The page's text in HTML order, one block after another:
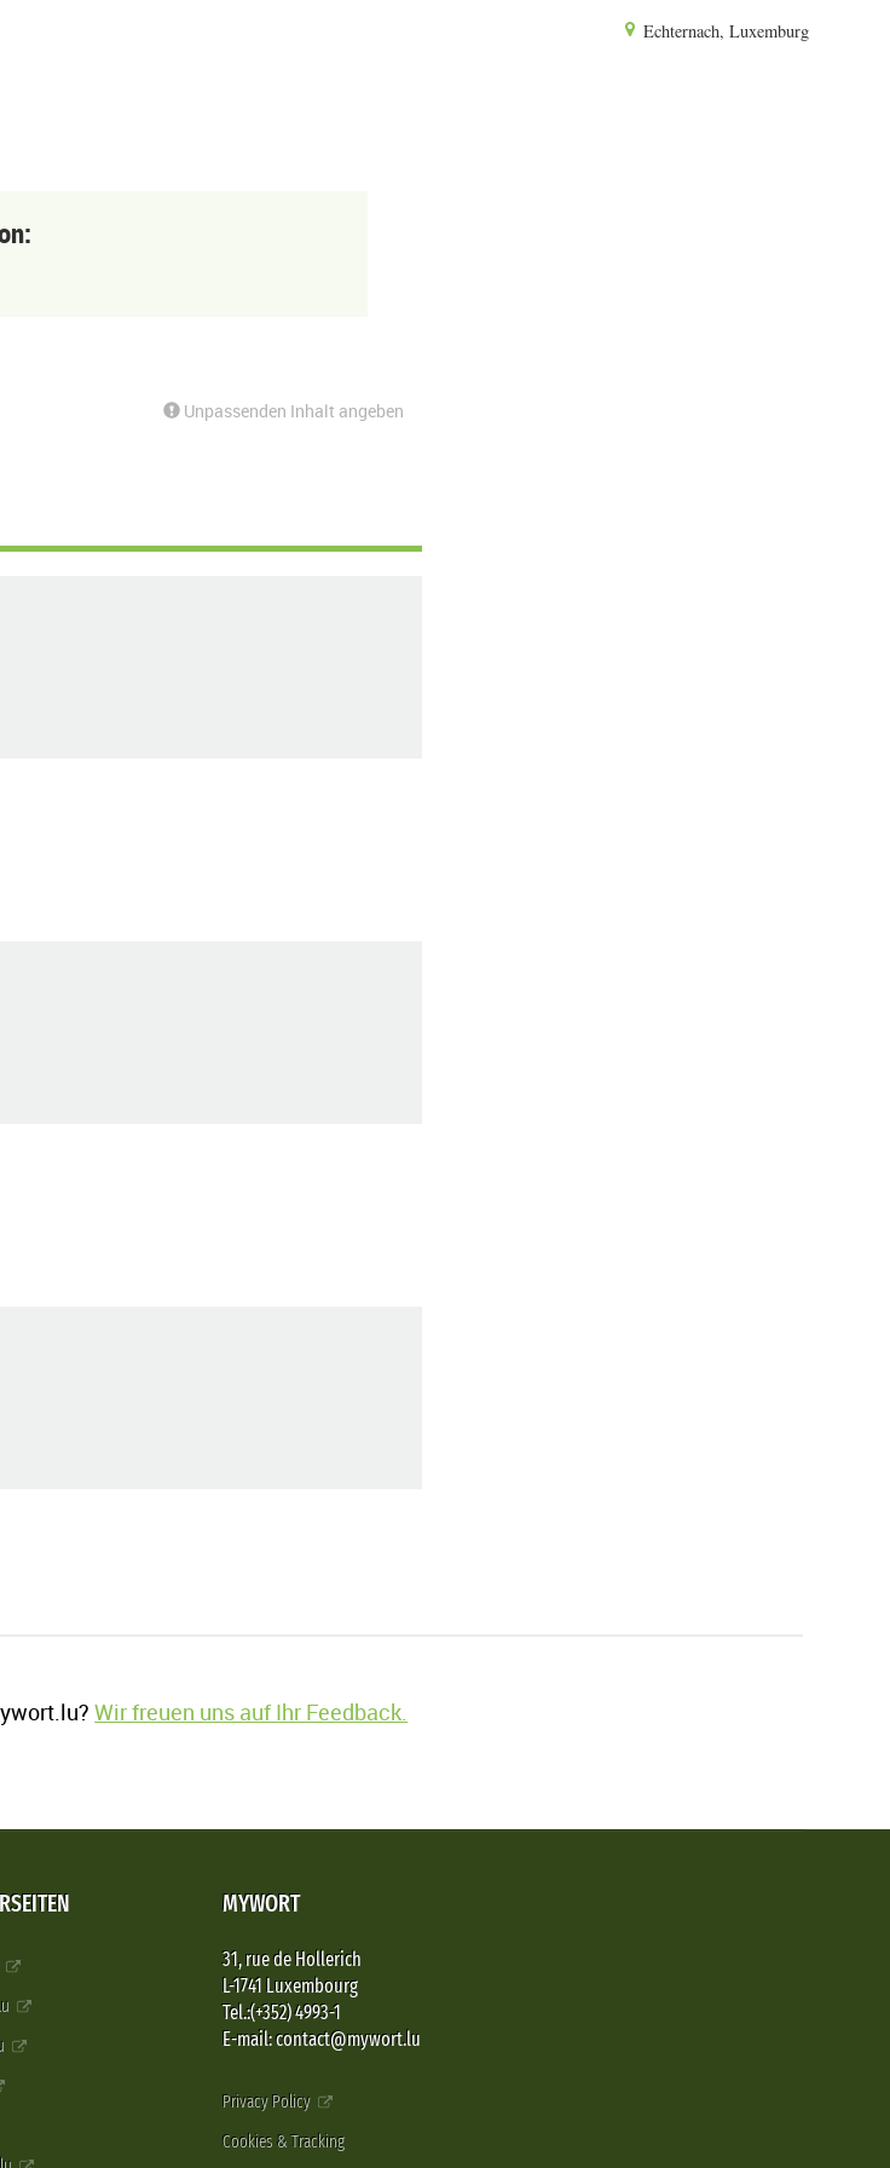
Echternach, Luxemburg
Unpassenden Inhalt angeben
Wir freuen uns auf Ihr Feedback.
MYWORT
31, rue de Hollerich
L-1741 Luxembourg
Tel.:(+352) 4993-1
E-mail: contact@mywort.lu
Privacy Policy
Cookies & Tracking